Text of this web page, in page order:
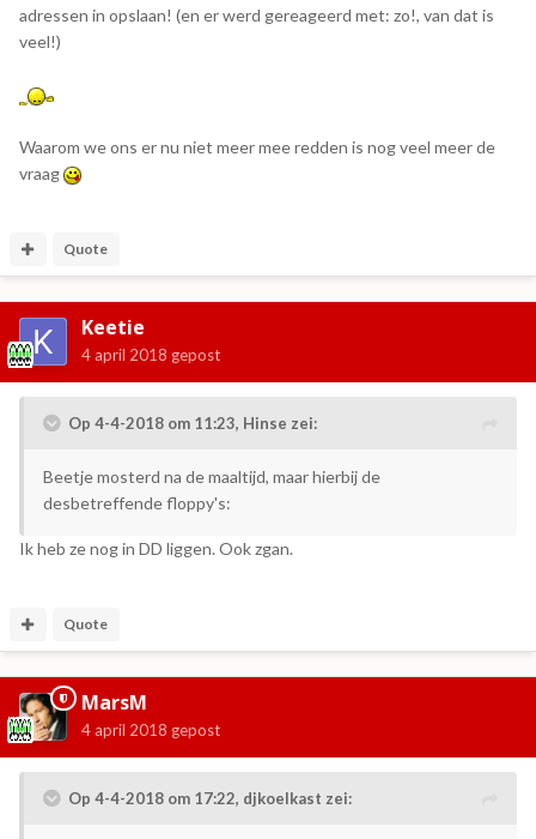
adressen in opslaan! (en er werd gereageerd met: zo!, van dat is
veel!)
Waarom we ons er nu niet meer mee redden is nog veel meer de
vraag
Quote
Keetie
4 april 2018 gepost
Op 4-4-2018 om 11:23, Hinse zei:
Beetje mosterd na de maaltijd, maar hierbij de
desbetreffende floppy's:
Ik heb ze nog in DD liggen. Ook zgan.
Quote
MarsM
4 april 2018 gepost
Op 4-4-2018 om 17:22, djkoelkast zei: